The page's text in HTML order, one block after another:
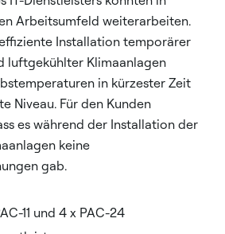
Arbeitsumfeld weiterarbeiten.
Installation temporärer
luftgekühlter Klimaanlagen
in kürzester Zeit
Niveau. Für den Kunden
es während der Installation der
keine
gab.
11 und 4 x PAC-24